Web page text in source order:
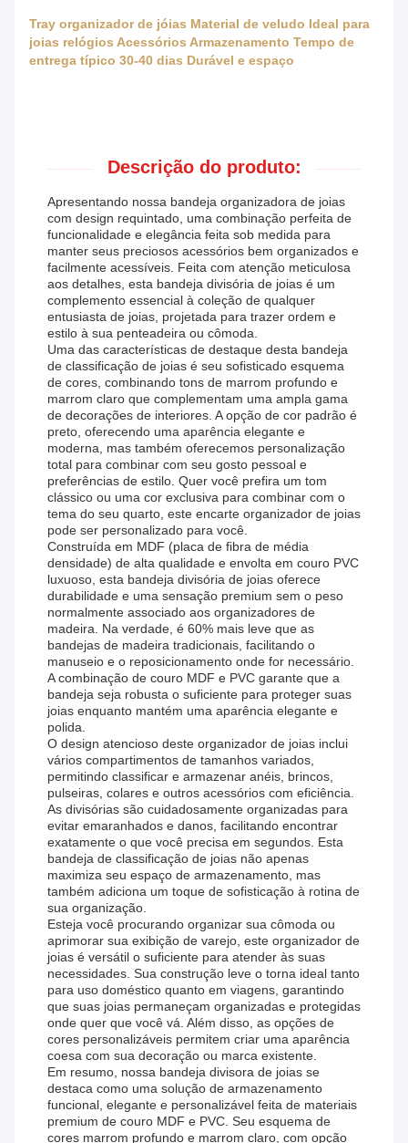
Tray organizador de jóias Material de veludo Ideal para
joias relógios Acessórios Armazenamento Tempo de
entrega típico 30-40 dias Durável e espaço
Descrição do produto:
Apresentando nossa bandeja organizadora de joias
com design requintado, uma combinação perfeita de
funcionalidade e elegância feita sob medida para
manter seus preciosos acessórios bem organizados e
facilmente acessíveis. Feita com atenção meticulosa
aos detalhes, esta bandeja divisória de joias é um
complemento essencial à coleção de qualquer
entusiasta de joias, projetada para trazer ordem e
estilo à sua penteadeira ou cômoda.
Uma das características de destaque desta bandeja
de classificação de joias é seu sofisticado esquema
de cores, combinando tons de marrom profundo e
marrom claro que complementam uma ampla gama
de decorações de interiores. A opção de cor padrão é
preto, oferecendo uma aparência elegante e
moderna, mas também oferecemos personalização
total para combinar com seu gosto pessoal e
preferências de estilo. Quer você prefira um tom
clássico ou uma cor exclusiva para combinar com o
tema do seu quarto, este encarte organizador de joias
pode ser personalizado para você.
Construída em MDF (placa de fibra de média
densidade) de alta qualidade e envolta em couro PVC
luxuoso, esta bandeja divisória de joias oferece
durabilidade e uma sensação premium sem o peso
normalmente associado aos organizadores de
madeira. Na verdade, é 60% mais leve que as
bandejas de madeira tradicionais, facilitando o
manuseio e o reposicionamento onde for necessário.
A combinação de couro MDF e PVC garante que a
bandeja seja robusta o suficiente para proteger suas
joias enquanto mantém uma aparência elegante e
polida.
O design atencioso deste organizador de joias inclui
vários compartimentos de tamanhos variados,
permitindo classificar e armazenar anéis, brincos,
pulseiras, colares e outros acessórios com eficiência.
As divisórias são cuidadosamente organizadas para
evitar emaranhados e danos, facilitando encontrar
exatamente o que você precisa em segundos. Esta
bandeja de classificação de joias não apenas
maximiza seu espaço de armazenamento, mas
também adiciona um toque de sofisticação à rotina de
sua organização.
Esteja você procurando organizar sua cômoda ou
aprimorar sua exibição de varejo, este organizador de
joias é versátil o suficiente para atender às suas
necessidades. Sua construção leve o torna ideal tanto
para uso doméstico quanto em viagens, garantindo
que suas joias permaneçam organizadas e protegidas
onde quer que você vá. Além disso, as opções de
cores personalizáveis ​​permitem criar uma aparência
coesa com sua decoração ou marca existente.
Em resumo, nossa bandeja divisora ​​de joias se
destaca como uma solução de armazenamento
funcional, elegante e personalizável feita de materiais
premium de couro MDF e PVC. Seu esquema de
cores marrom profundo e marrom claro, com opção